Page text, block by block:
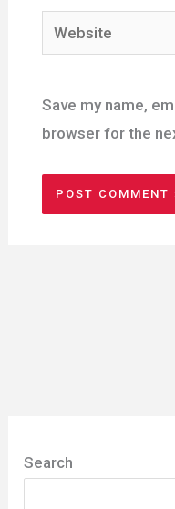
Website
Save my name,
browser for the
Search